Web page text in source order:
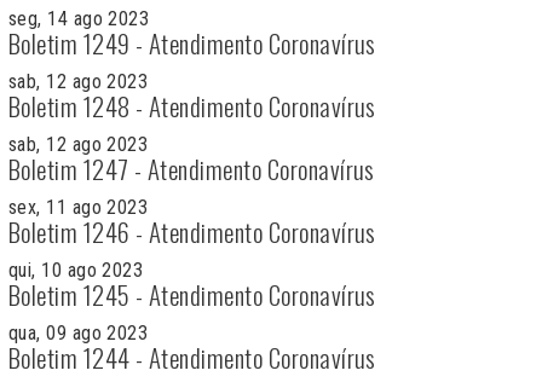
seg, 14 ago 2023
Boletim 1249 - Atendimento Coronavírus
sab, 12 ago 2023
Boletim 1248 - Atendimento Coronavírus
sab, 12 ago 2023
Boletim 1247 - Atendimento Coronavírus
sex, 11 ago 2023
Boletim 1246 - Atendimento Coronavírus
qui, 10 ago 2023
Boletim 1245 - Atendimento Coronavírus
qua, 09 ago 2023
Boletim 1244 - Atendimento Coronavírus